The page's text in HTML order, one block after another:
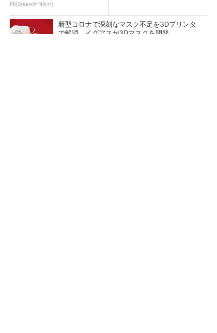
PR(Dreaw合同会社)
新型コロナで深刻なマスク不足を3Dプリンタ
で解消、イグアスが3Dマスクを開発